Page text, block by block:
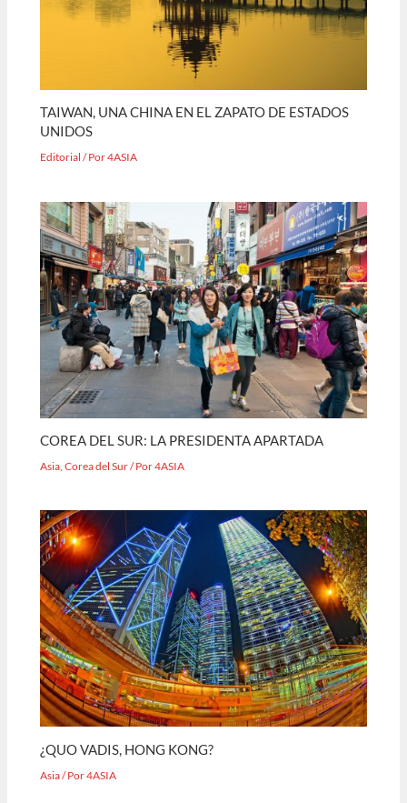
TAIWAN, UNA CHINA EN EL ZAPATO DE ESTADOS
UNIDOS
Editorial / Por4ASIA
COREA DEL SUR: LA PRESIDENTA APARTADA
Asia ,Corea del Sur/ Por4ASIA
¿QUO VADIS, HONG KONG?
Asia/ Por4ASIA